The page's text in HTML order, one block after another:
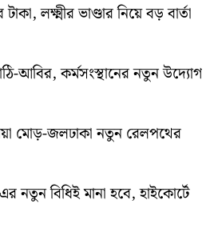
লক্ষ্মীর ভাণ্ডার নিয়ে বড় বার্তা
আবির, কর্মসংস্থানের নতুন উদ্যোগ
মোড়-জলঢাকা নতুন রেলপথের
বিধিই মানা হবে, হাইকোর্টে